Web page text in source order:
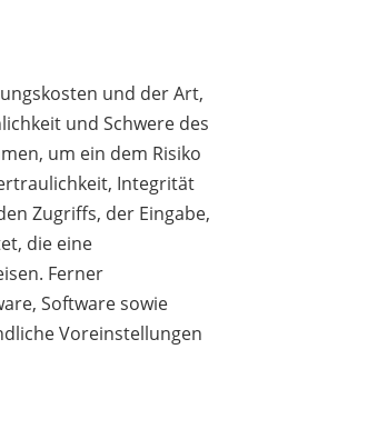
und der Art,
und Schwere des
um ein dem Risiko
Integrität
Zugriffs, der Eingabe,
die eine
Ferner
Software sowie
Voreinstellungen